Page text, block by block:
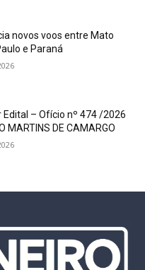
novos voos entre Mato
e Paraná
Edital – Ofício nº 474 /2026
MARTINS DE CAMARGO